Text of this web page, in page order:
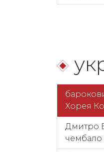
Хорея
Дмитро
чембало